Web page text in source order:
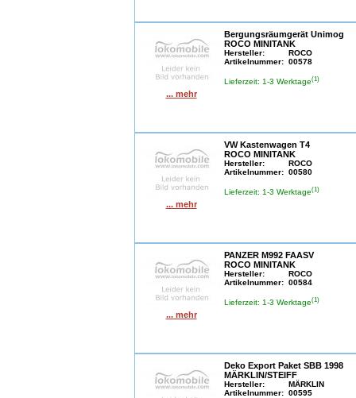
... mehr
Bergungsräumgerät Unimog
ROCO MINITANK
Hersteller:
ROCO
Artikelnummer: 00578
Lieferzeit: 1-3 Werktage(1)
... mehr
VW Kastenwagen T4
ROCO MINITANK
Hersteller:
ROCO
Artikelnummer: 00580
Lieferzeit: 1-3 Werktage(1)
... mehr
PANZER M992 FAASV
ROCO MINITANK
Hersteller:
ROCO
Artikelnummer: 00584
Lieferzeit: 1-3 Werktage(1)
Deko Export Paket SBB 1998
MÄRKLIN/STEIFF
Hersteller:
MÄRKLIN
Artikelnummer: 00595